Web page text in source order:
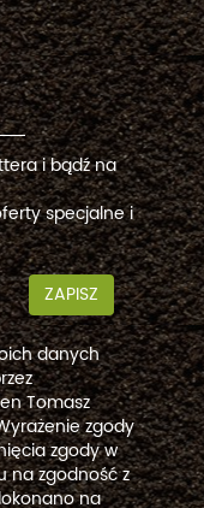
i bądź na
specjalne i
ZAPISZ
danych
Tomasz
zgody
zgody w
na zgodność z
na